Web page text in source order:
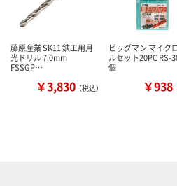
藤原産業 SK11 鉄工用月
光ドリル 7.0mm
FSSGP…
￥3,830 （税込）
ビッグマン マイク
ルセット20PC RS-
個
￥938